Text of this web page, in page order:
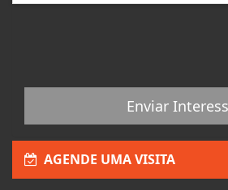
Enviar
AGENDE UMA VISITA